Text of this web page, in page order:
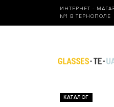
ИНТЕРНЕТ -
№1 В ТЕРНОПОЛЕ
КАТАЛОГ